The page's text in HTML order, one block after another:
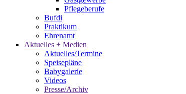
Pflegeberufe
Bufdi
Praktikum
Ehrenamt
Aktuelles + Medien
Aktuelles/Termine
Speisepläne
Babygalerie
Videos
Presse/Archiv